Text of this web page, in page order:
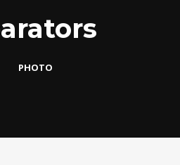
PHOTO